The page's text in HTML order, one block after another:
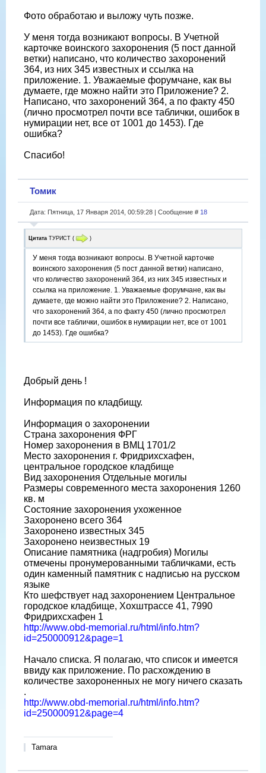
Фото обработаю и выложу чуть позже.
У меня тогда возникают вопросы. В Учетной
карточке воинского захоронения (5 пост данной
ветки) написано, что количество захоронений
364, из них 345 известных и ссылка на
приложение. 1. Уважаемые форумчане, как вы
думаете, где можно найти это Приложение? 2.
Написано, что захоронений 364, а по факту 450
(лично просмотрел почти все таблички, ошибок в
нумирации нет, все от 1001 до 1453). Где
ошибка?
Спасибо!
Томик
Дата: Пятница, 17 Января 2014, 00:59:28 | Сообщение # 18
Цитата ТУРИСТ ( )
У меня тогда возникают вопросы. В Учетной карточке
воинского захоронения (5 пост данной ветки) написано,
что количество захоронений 364, из них 345 известных и
ссылка на приложение. 1. Уважаемые форумчане, как вы
думаете, где можно найти это Приложение? 2. Написано,
что захоронений 364, а по факту 450 (лично просмотрел
почти все таблички, ошибок в нумирации нет, все от 1001
до 1453). Где ошибка?
Добрый день !
Информация по кладбищу.
Информация о захоронении
Страна захоронения ФРГ
Номер захоронения в ВМЦ 1701/2
Место захоронения г. Фридрихсхафен,
центральное городское кладбище
Вид захоронения Отдельные могилы
Размеры современного места захоронения 1260
кв. м
Состояние захоронения ухоженное
Захоронено всего 364
Захоронено известных 345
Захоронено неизвестных 19
Описание памятника (надгробия) Могилы
отмечены пронумерованными табличками, есть
один каменный памятник с надписью на русском
языке
Кто шефствует над захоронением Центральное
городское кладбище, Хохштрассе 41, 7990
Фридрихсхафен 1
http://www.obd-memorial.ru/html/info.htm?
id=250000912&page=1
Начало списка. Я полагаю, что список и имеется
ввиду как приложение. По расхождению в
количестве захороненных не могу ничего сказать
.
http://www.obd-memorial.ru/html/info.htm?
id=250000912&page=4
Tamara